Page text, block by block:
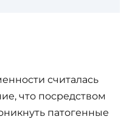
считалась
что посредством
патогенные